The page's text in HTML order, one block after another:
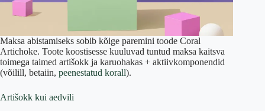
Maksa abistamiseks sobib kõige paremini toode Coral
Artichoke. Toote koostisesse kuuluvad tuntud maksa kaitsva
toimega taimed artišokk ja karuohakas + aktiivkomponendid
(võilill, betaiin, peenestatud korall).
Artišokk kui aedvili